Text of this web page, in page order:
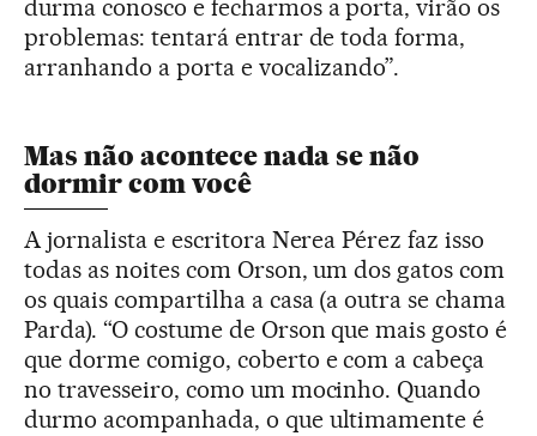
durma conosco e fecharmos a porta, virão os
problemas: tentará entrar de toda forma,
arranhando a porta e vocalizando”.
Mas não acontece nada se não
dormir com você
A jornalista e escritora Nerea Pérez faz isso
todas as noites com Orson, um dos gatos com
os quais compartilha a casa (a outra se chama
Parda). “O costume de Orson que mais gosto é
que dorme comigo, coberto e com a cabeça
no travesseiro, como um mocinho. Quando
durmo acompanhada, o que ultimamente é